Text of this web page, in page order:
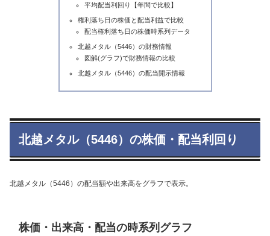
平均配当利回り【年間で比較】
権利落ち日の株価と配当利益で比較
配当権利落ち日の株価時系列データ
北越メタル（5446）の財務情報
図解(グラフ)で財務情報の比較
北越メタル（5446）の配当開示情報
北越メタル（5446）の株価・配当利回り
北越メタル（5446）の配当額や出来高をグラフで表示。
株価・出来高・配当の時系列グラフ